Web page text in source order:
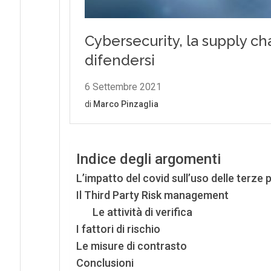
Indice degli argomenti
L’impatto del covid sull’uso delle terze
Il Third Party Risk management
Le attività di verifica
I fattori di rischio
Le misure di contrasto
Conclusioni